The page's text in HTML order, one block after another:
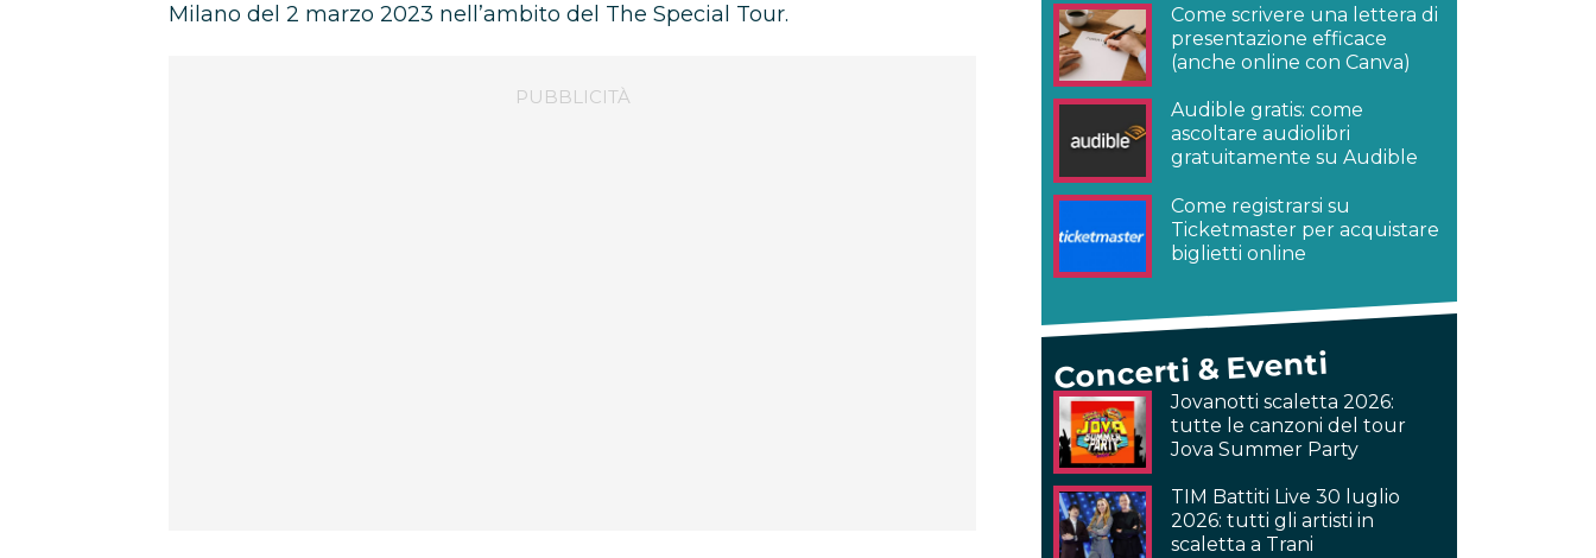
Milano del 2 marzo 2023 nell’ambito del The Special Tour.
Come scrivere una lettera di
presentazione efficace
(anche online con Canva)
Audible gratis: come
ascoltare audiolibri
gratuitamente su Audible
Come registrarsi su
Ticketmaster per acquistare
biglietti online
Concerti & Eventi
Jovanotti scaletta 2026:
tutte le canzoni del tour
Jova Summer Party
TIM Battiti Live 30 luglio
2026: tutti gli artisti in
scaletta a Trani